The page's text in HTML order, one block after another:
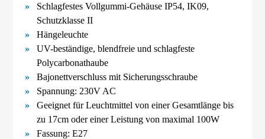
Schlagfestes Vollgummi-Gehäuse IP54, IK09,
Schutzklasse II
Hängeleuchte
UV-beständige, blendfreie und schlagfeste
Polycarbonathaube
Bajonettverschluss mit Sicherungsschraube
Spannung: 230V AC
Geeignet für Leuchtmittel von einer Gesamtlänge bis
zu 17cm oder einer Leistung von maximal 100W
Fassung: E27